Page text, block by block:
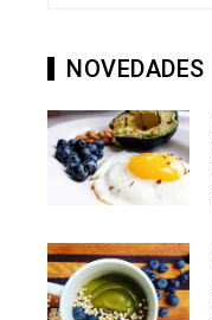
NOVEDADES